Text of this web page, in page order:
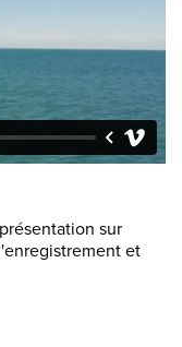
sur
et